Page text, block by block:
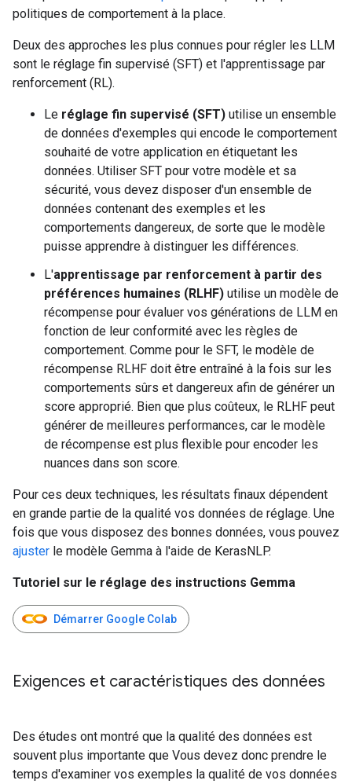
politiques de comportement à la place.
Deux des approches les plus connues pour régler les LLM
sont le réglage fin supervisé (SFT) et l'apprentissage par
renforcement (RL).
Le réglage fin supervisé (SFT) utilise un ensemble
de données d'exemples qui encode le comportement
souhaité de votre application en étiquetant les
données. Utiliser SFT pour votre modèle et sa
sécurité, vous devez disposer d'un ensemble de
données contenant des exemples et les
comportements dangereux, de sorte que le modèle
puisse apprendre à distinguer les différences.
L'apprentissage par renforcement à partir des
préférences humaines (RLHF) utilise un modèle de
récompense pour évaluer vos générations de LLM en
fonction de leur conformité avec les règles de
comportement. Comme pour le SFT, le modèle de
récompense RLHF doit être entraîné à la fois sur les
comportements sûrs et dangereux afin de générer un
score approprié. Bien que plus coûteux, le RLHF peut
générer de meilleures performances, car le modèle
de récompense est plus flexible pour encoder les
nuances dans son score.
Pour ces deux techniques, les résultats finaux dépendent
en grande partie de la qualité vos données de réglage. Une
fois que vous disposez des bonnes données, vous pouvez
ajuster le modèle Gemma à l'aide de KerasNLP.
Tutoriel sur le réglage des instructions Gemma
Démarrer Google Colab
Exigences et caractéristiques des données
Des études ont montré que la qualité des données est
souvent plus importante que Vous devez donc prendre le
temps d'examiner vos exemples la qualité de vos données